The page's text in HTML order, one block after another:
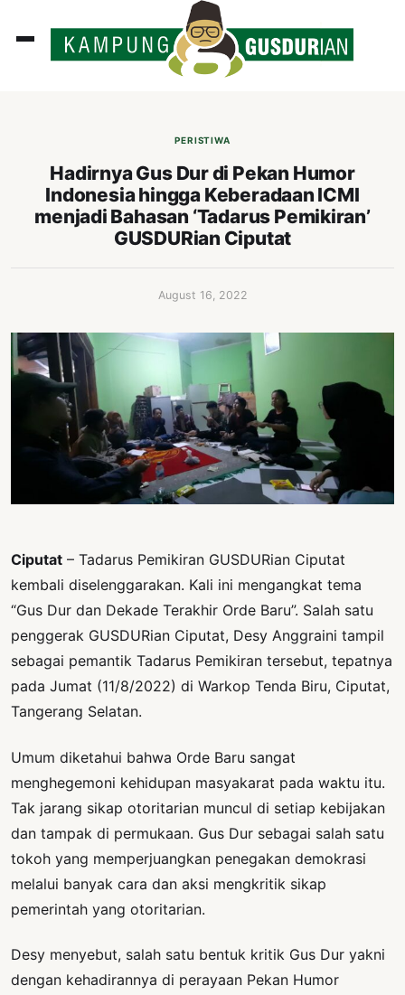
PERISTIWA
Hadirnya Gus Dur di Pekan Humor
Indonesia hingga Keberadaan ICMI
menjadi Bahasan ‘Tadarus Pemikiran’
GUSDURian Ciputat
August 16, 2022
Ciputat – Tadarus Pemikiran GUSDURian Ciputat
kembali diselenggarakan. Kali ini mengangkat tema
“Gus Dur dan Dekade Terakhir Orde Baru”. Salah satu
penggerak GUSDURian Ciputat, Desy Anggraini tampil
sebagai pemantik Tadarus Pemikiran tersebut, tepatnya
pada Jumat (11/8/2022) di Warkop Tenda Biru, Ciputat,
Tangerang Selatan.
Umum diketahui bahwa Orde Baru sangat
menghegemoni kehidupan masyakarat pada waktu itu.
Tak jarang sikap otoritarian muncul di setiap kebijakan
dan tampak di permukaan. Gus Dur sebagai salah satu
tokoh yang memperjuangkan penegakan demokrasi
melalui banyak cara dan aksi mengkritik sikap
pemerintah yang otoritarian.
Desy menyebut, salah satu bentuk kritik Gus Dur yakni
dengan kehadirannya di perayaan Pekan Humor